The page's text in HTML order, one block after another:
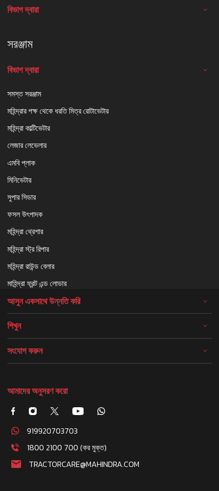
বিভাগ দ্বারা
সরঞ্জাম
বিভাগ দ্বারা
সমস্ত সরঞ্জাম
মহিন্দ্রার পক্ষ থেকে ধরতি মিত্র রোটাভেটার
মহিন্দ্রা কাল্টিভেটার
লেজার লেভেলার
এমবি প্লাক
মিনিভেটার
সুপার সিডার
ফসল উৎপাদক
মহিন্দ্রা থ্রেশার
মহিন্দ্রা স্ট্র রিপার
মহিন্দ্রা রাউন্ড বেলার
মাহিন্দ্রা ফ্রন্ট এন্ড লোডার
আসুন একসাথে উন্নতি করি
শিখুন
সংযোগ করুন
আমাদের অনুসরণ করো
919920703703
1800 2100 700 (কর মুক্ত)
TRACTORCARE@MAHINDRA.COM